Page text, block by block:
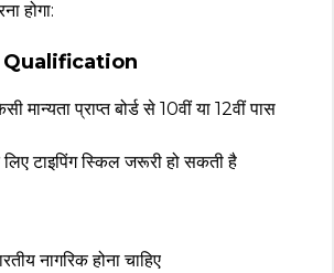
होगा:
मान्यता प्राप्त बोर्ड से 10वीं या 12वीं पास
टाइपिंग स्किल जरूरी हो सकती है
नागरिक होना चाहिए